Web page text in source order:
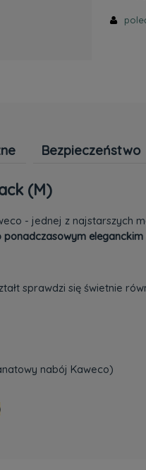
Bezpieczeństwo
(M)
- jednej z najstarszych
eleganckim
sprawdzi się świetnie
nabój Kaweco)